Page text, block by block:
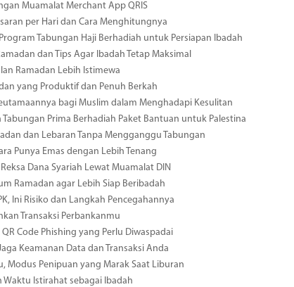
Muamalat Merchant App QRIS
per Hari dan Cara Menghitungnya
Tabungan Haji Berhadiah untuk Persiapan Ibadah
dan Tips Agar Ibadah Tetap Maksimal
Ramadan Lebih Istimewa
yang Produktif dan Penuh Berkah
bagi Muslim dalam Menghadapi Kesulitan
Prima Berhadiah Paket Bantuan untuk Palestina
dan Lebaran Tanpa Mengganggu Tabungan
Punya Emas dengan Lebih Tenang
Dana Syariah Lewat Muamalat DIN
Ramadan agar Lebih Siap Beribadah
Ini Risiko dan Langkah Pencegahannya
Transaksi Perbankanmu
Code Phishing yang Perlu Diwaspadai
Keamanan Data dan Transaksi Anda
Modus Penipuan yang Marak Saat Liburan
Waktu Istirahat sebagai Ibadah